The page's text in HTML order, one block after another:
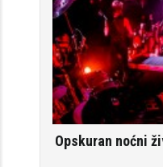
Opskuran noćni